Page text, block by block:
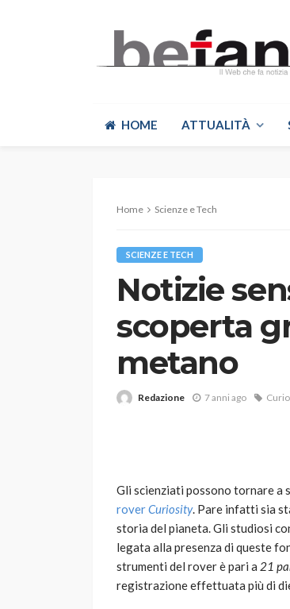
HOME ATTUALITÀ
Home Scienze e Tech
SCIENZE E TECH
Notizie
scoperta
metano
Redazione 7 anni ago
Gli scienziati possono tornare a
roverCuriosity. Pare infatti sia
storia del pianeta. Gli studiosi
legata alla presenza di queste
strumenti del rover è pari a 21
registrazione effettuata più di
VARIE
Robot
scegliere
god 1 anno